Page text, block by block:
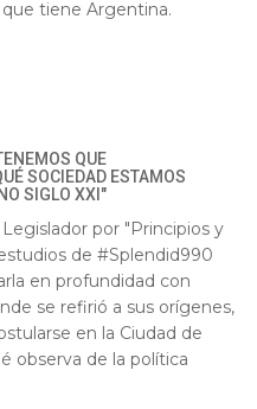
tiene Argentina.
QUE
SOCIEDAD ESTAMOS
SIGLO XXI"
por "Principios y
de #Splendid990
en profundidad con
se refirió a sus orígenes,
en la Ciudad de
observa de la política